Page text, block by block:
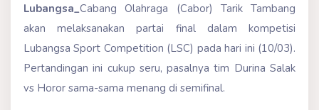
Lubangsa_Cabang Olahraga (Cabor) Tarik Tambang
akan melaksanakan partai final dalam kompetisi
Lubangsa Sport Competition (LSC) pada hari ini (10/03).
Pertandingan ini cukup seru, pasalnya tim Durina Salak
vs Horor sama-sama menang di semifinal.